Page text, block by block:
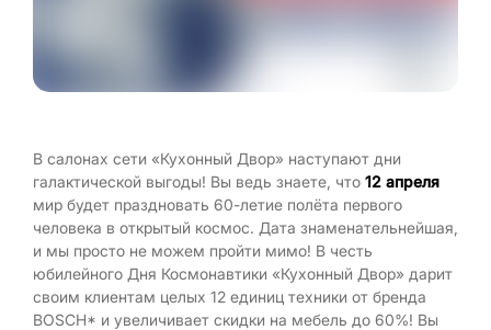
В салонах сети «Кухонный Двор» наступают дни
галактической выгоды! Вы ведь знаете, что 12 апреля
мир будет праздновать 60-летие полёта первого
человека в открытый космос. Дата знаменательнейшая,
и мы просто не можем пройти мимо! В честь
юбилейного Дня Космонавтики «Кухонный Двор» дарит
своим клиентам целых 12 единиц техники от бренда
BOSCH* и увеличивает скидки на мебель до 60%! Вы